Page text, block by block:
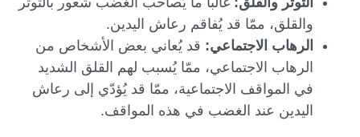
والقلق، ممّا قد يُفاقم رعاش اليدين.
الرهاب الاجتماعي: قد يُعاني بعض الأشخاص من
الرهاب الاجتماعي، ممّا يُسبب لهم القلق الشديد
في المواقف الاجتماعية، ممّا قد يُؤدّي إلى رعاش
اليدين عند الغضب في هذه المواقف.